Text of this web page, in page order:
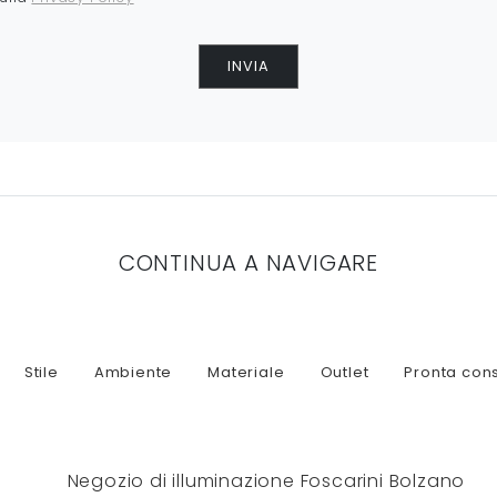
INVIA
CONTINUA A NAVIGARE
Stile Ambiente Materiale Outlet Pronta
Negozio di illuminazione Foscarini Bolzano